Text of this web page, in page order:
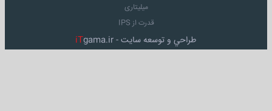
میلیتاری
قدرت از IPS
طراحي و توسعه سايت - iTgama.ir